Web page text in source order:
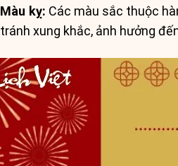
Màu kỵ: Các màu sắc thuộc
tránh xung khắc, ảnh hưởng